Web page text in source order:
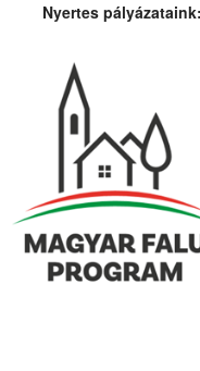
Nyertes pályázataink: